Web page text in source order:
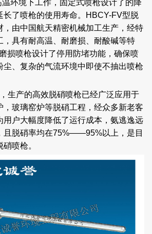
环境下工作，固定式喷枪设计了的降
长了喷枪的使用寿命。HBCY-FV型脱
，由中国航天精密机械加工生产，经特
，具有耐高温、耐磨损、耐酸碱等特
损喷枪设计了停用防堵功能，确保喷
尘、复杂的气流环境中即使不抽出喷枪
生产的高效脱硝喷枪已经广泛应用于
，玻璃窑炉等脱硝工程，经众多新老客
用户大幅度降低了运行成本，氨逃逸远
且脱硝率均在75%——95%以上，是目
喷枪。